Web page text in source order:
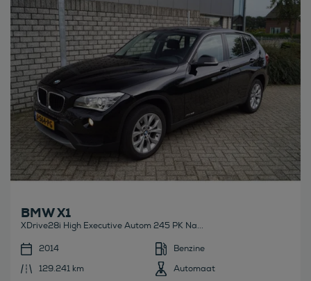
BMW X1
XDrive28i High Executive Autom 245 PK Na...
2014
Benzine
129.241 km
Automaat